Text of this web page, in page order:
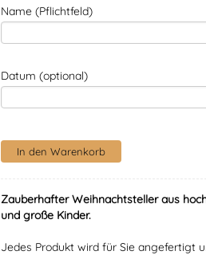
Name (Pflichtfeld)
Datum (optional)
Zauberhafter Weihnachtsteller aus
und große Kinder.
Jedes Produkt wird für Sie angefertigt